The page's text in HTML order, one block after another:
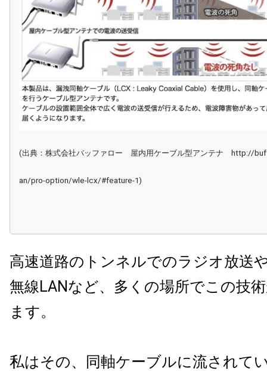
(出典：株式会社バッファロー 屋内用ケーブル型アンテナ http://
an/pro-option/wle-lcx/#feature-1)
高速道路のトンネルでのラジオ放送
無線LANなど、多くの場所でこの技
ます。
私はその、同軸ケーブルに流されて